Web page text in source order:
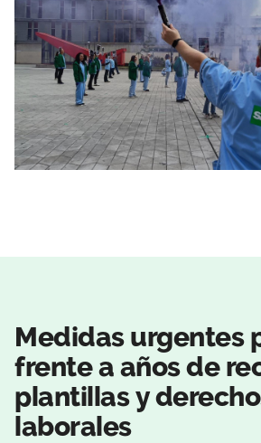
Medidas urgentes
frente a años de
plantillas y
laborales